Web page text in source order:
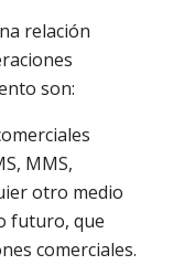
relación
son:
MMS,
otro medio
futuro, que
comerciales.